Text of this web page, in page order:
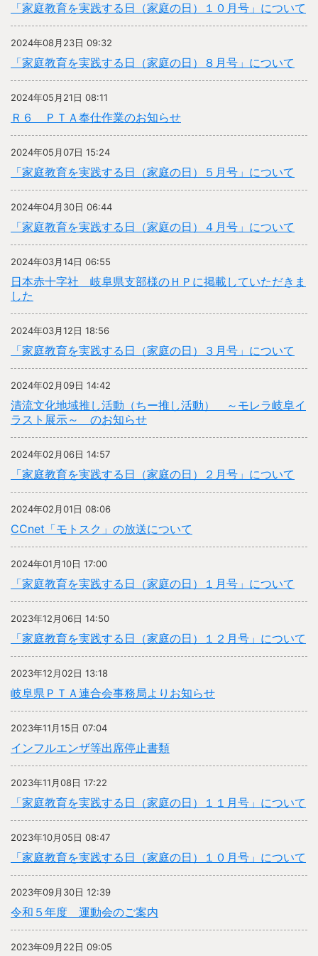
「家庭教育を実践する日（家庭の日）１０月号」について
2024年08月23日 09:32
「家庭教育を実践する日（家庭の日）８月号」について
2024年05月21日 08:11
Ｒ６ ＰＴＡ奉仕作業のお知らせ
2024年05月07日 15:24
「家庭教育を実践する日（家庭の日）５月号」について
2024年04月30日 06:44
「家庭教育を実践する日（家庭の日）４月号」について
2024年03月14日 06:55
日本赤十字社 岐阜県支部様のＨＰに掲載していただきま
した
2024年03月12日 18:56
「家庭教育を実践する日（家庭の日）３月号」について
2024年02月09日 14:42
清流文化地域推し活動（ちー推し活動） ～モレラ岐阜イ
ラスト展示～ のお知らせ
2024年02月06日 14:57
「家庭教育を実践する日（家庭の日）２月号」について
2024年02月01日 08:06
CCnet「モトスク」の放送について
2024年01月10日 17:00
「家庭教育を実践する日（家庭の日）１月号」について
2023年12月06日 14:50
「家庭教育を実践する日（家庭の日）１２月号」について
2023年12月02日 13:18
岐阜県ＰＴＡ連合会事務局よりお知らせ
2023年11月15日 07:04
インフルエンザ等出席停止書類
2023年11月08日 17:22
「家庭教育を実践する日（家庭の日）１１月号」について
2023年10月05日 08:47
「家庭教育を実践する日（家庭の日）１０月号」について
2023年09月30日 12:39
令和５年度 運動会のご案内
2023年09月22日 09:05